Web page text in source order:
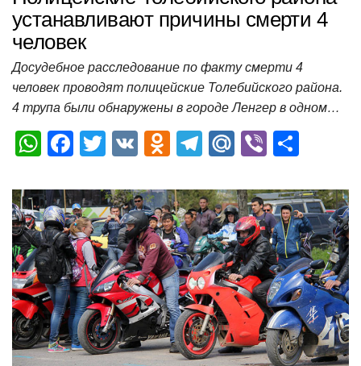
устанавливают причины смерти 4
человек
Досудебное расследование по факту смерти 4
человек проводят полицейские Толебийского района.
4 трупа были обнаружены в городе Ленгер в одном…
W
at
s
A
p
p
F
c
e
b
o
o
k
T
tt
er
V
O
n
o
kl
a
ss
ni
ki
T
e
gr
a
m
M
.R
u
Vi
er п
р
а
в
и
т
ь